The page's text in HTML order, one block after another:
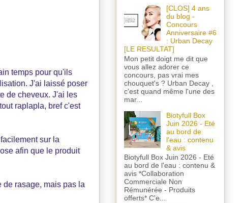
temps pour qu'ils
J'ai laissé poser
de cheveux. J'ai les
raplapla, bref c'est
sur la
afin que le produit
de rasage, mais pas la
[CLOS] 4 ans
du blog -
Concours
Anniversaire #6
: Urban Decay
[LE RESULTAT]
Mon petit doigt me dit que
vous allez adorer ce
concours, pas vrai mes
chouquet's ? Urban Decay ,
c'est quand même l'une des
mar...
Biotyfull Box
Juin 2026 - Eté
au bord de
l'eau : contenu
& avis
Biotyfull Box Juin 2026 - Eté
au bord de l'eau : contenu &
avis *Collaboration
Commerciale Non
Rémunérée - Produits
offerts* C'e...